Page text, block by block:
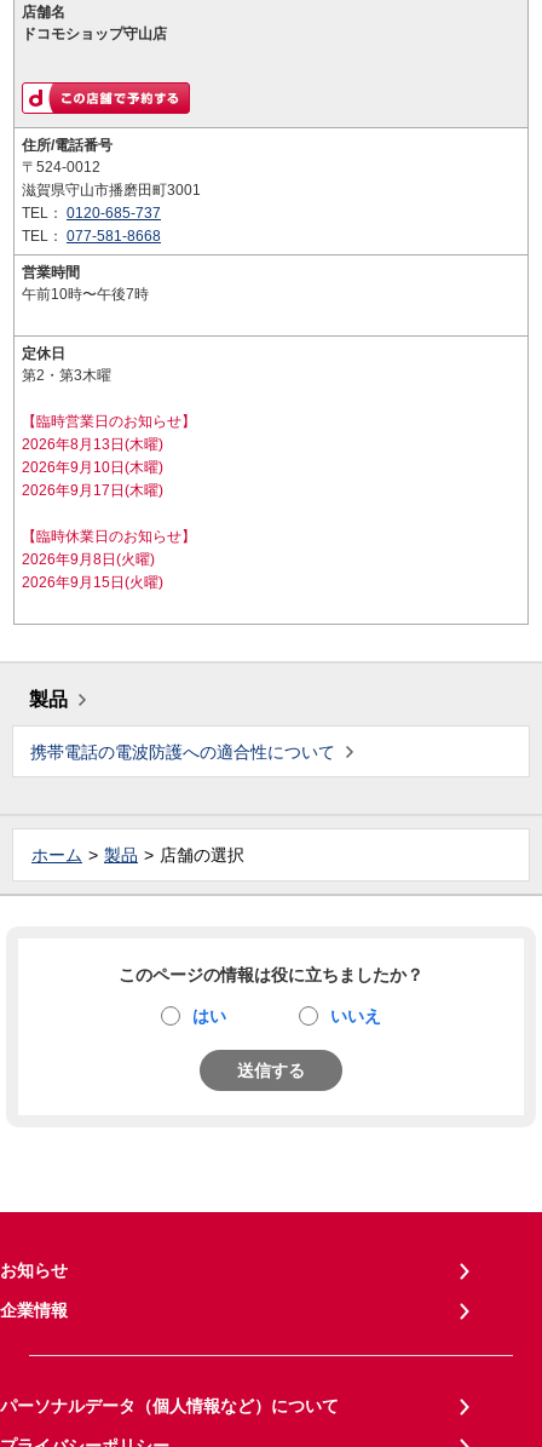
店舗名
ドコモショップ守山店
住所/電話番号
〒524-0012
滋賀県守山市播磨田町3001
TEL： 0120-685-737
TEL： 077-581-8668
営業時間
午前10時〜午後7時
定休日
第2・第3木曜
【臨時営業日のお知らせ】
2026年8月13日(木曜)
2026年9月10日(木曜)
2026年9月17日(木曜)
【臨時休業日のお知らせ】
2026年9月8日(火曜)
2026年9月15日(火曜)
製品
携帯電話の電波防護への適合性について
ホーム 製品 店舗の選択
このページの情報は役に立ちましたか？
はい いいえ
送信する
お知らせ
企業情報
パーソナルデータ（個人情報など）について